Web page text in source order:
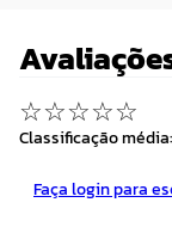
☆☆☆☆☆
Classificação
Faça login para